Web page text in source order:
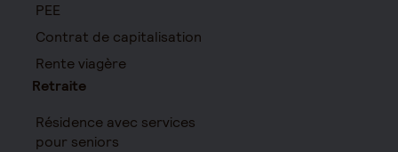
PEE
Contrat de capitalisation
Rente viagère
Retraite
Résidence avec services
pour seniors